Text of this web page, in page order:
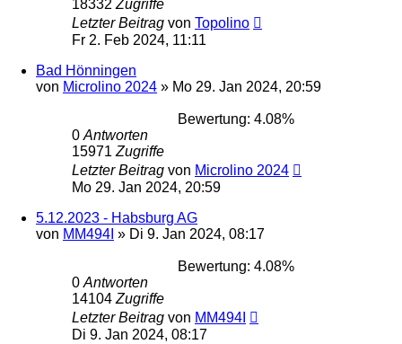
18332 Zugriffe
Letzter Beitrag von Topolino
Fr 2. Feb 2024, 11:11
Bad Hönningen
von Microlino 2024 » Mo 29. Jan 2024, 20:59
Bewertung: 4.08%
0 Antworten
15971 Zugriffe
Letzter Beitrag von Microlino 2024
Mo 29. Jan 2024, 20:59
5.12.2023 - Habsburg AG
von MM494I » Di 9. Jan 2024, 08:17
Bewertung: 4.08%
0 Antworten
14104 Zugriffe
Letzter Beitrag von MM494I
Di 9. Jan 2024, 08:17